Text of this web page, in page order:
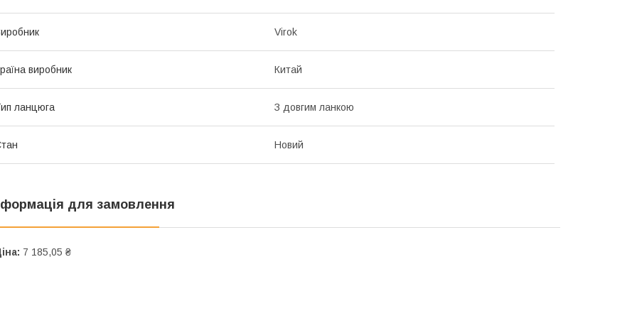
Virok
виробник Китай
ланцюга З довгим ланкою
Новий
для замовлення
7 185,05 ₴